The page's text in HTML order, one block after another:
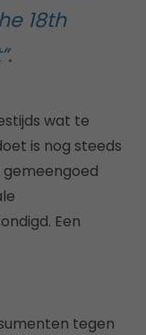
18th
.
wat te
is nog steeds
gemeengoed
Een
tegen